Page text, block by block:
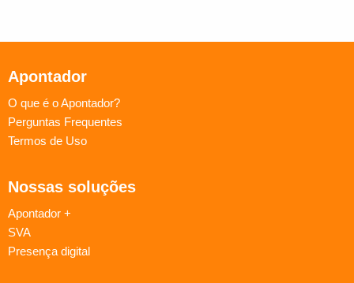
Apontador
O que é o Apontador?
Perguntas Frequentes
Termos de Uso
Nossas soluções
Apontador +
SVA
Presença digital